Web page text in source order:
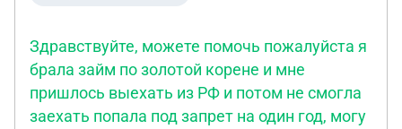
Здравствуйте, можете помочь пожалуйста я
брала займ по золотой корене и мне
пришлось выехать из РФ и потом не смогла
заехать попала под запрет на один год, могу